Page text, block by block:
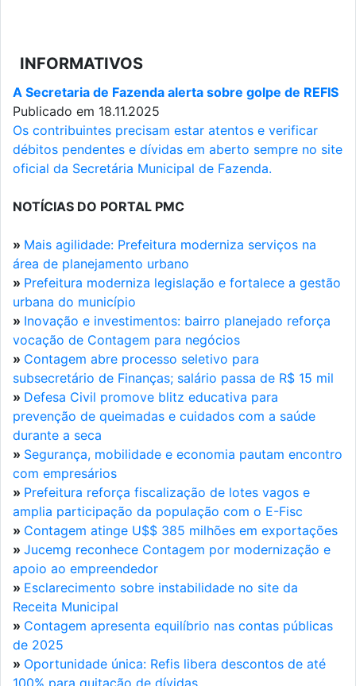
INFORMATIVOS
A Secretaria de Fazenda alerta sobre golpe de REFIS
Publicado em 18.11.2025
Os contribuintes precisam estar atentos e verificar
débitos pendentes e dívidas em aberto sempre no site
oficial da Secretária Municipal de Fazenda.
NOTÍCIAS DO PORTAL PMC
» Mais agilidade: Prefeitura moderniza serviços na
área de planejamento urbano
» Prefeitura moderniza legislação e fortalece a gestão
urbana do município
» Inovação e investimentos: bairro planejado reforça
vocação de Contagem para negócios
» Contagem abre processo seletivo para
subsecretário de Finanças; salário passa de R$ 15 mil
» Defesa Civil promove blitz educativa para
prevenção de queimadas e cuidados com a saúde
durante a seca
» Segurança, mobilidade e economia pautam encontro
com empresários
» Prefeitura reforça fiscalização de lotes vagos e
amplia participação da população com o E-Fisc
» Contagem atinge U$$ 385 milhões em exportações
» Jucemg reconhece Contagem por modernização e
apoio ao empreendedor
» Esclarecimento sobre instabilidade no site da
Receita Municipal
» Contagem apresenta equilíbrio nas contas públicas
de 2025
» Oportunidade única: Refis libera descontos de até